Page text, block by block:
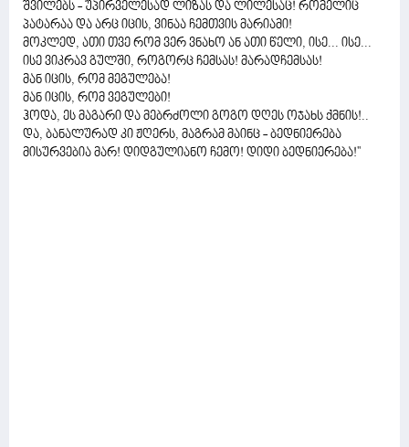
შვილებს - უპირველესად ლიზას და ლილესაც! რომელიც
პატარაა და არც იცის, ვინაა ჩემთვის მარიამი!
მოკლედ, ათი თვე რომ ვერ ვნახო ან ათი წელი, ისე... ისე...
ისე ვიკრავ გულში, როგორც ჩემსას! მარადჩემსას!
მან იცის, რომ მეგულება!
მან იცის, რომ ვეგულები!
ჰოდა, ეს მაგარი და მებრძოლი გოგო დღეს ოჯახს ქმნის!..
და, ბანალურად კი ჟღერს, მაგრამ მაინც - ბედნიერება
მისურვებია მარ! დიდგულიანო ჩემო! დიდი ბედნიერება!''